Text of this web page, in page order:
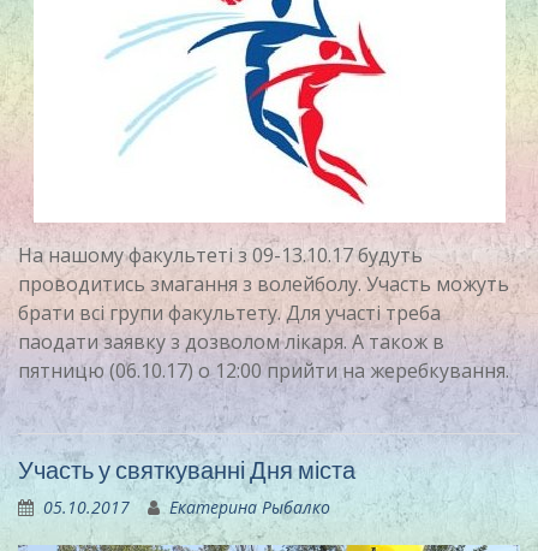
На нашому факультеті з 09-13.10.17 будуть
проводитись змагання з волейболу. Участь можуть
брати всі групи факультету. Для участі треба
паодати заявку з дозволом лікаря. А також в
пятницю (06.10.17) о 12:00 прийти на жеребкування.
Участь у святкуванні Дня міста
05.10.2017 Екатерина Рыбалко